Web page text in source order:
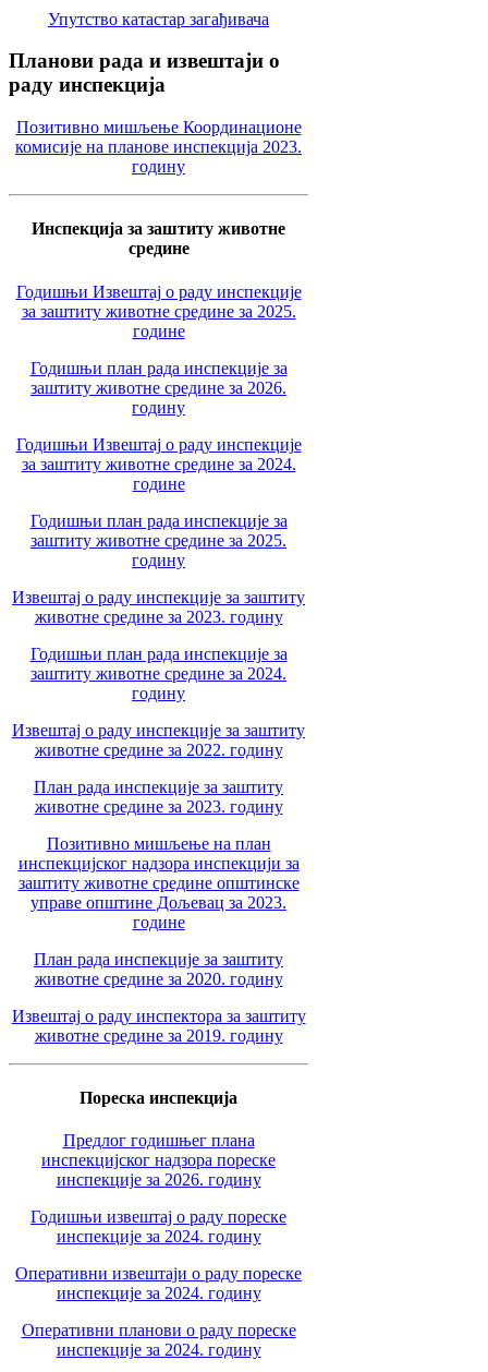
Упутство катастар загађивача
Планови рада и извештаји о
раду инспекција
Позитивно мишљење Координационе
комисије на планове инспекција 2023.
годину
Инспекција за заштиту животне
средине
Годишњи Извештај о раду инспекције
за заштиту животне средине за 2025.
године
Годишњи план рада инспекције за
заштиту животне средине за 2026.
годину
Годишњи Извештај о раду инспекције
за заштиту животне средине за 2024.
године
Годишњи план рада инспекције за
заштиту животне средине за 2025.
годину
Извештај о раду инспекције за заштиту
животне средине за 2023. годину
Годишњи план рада инспекције за
заштиту животне средине за 2024.
годину
Извештај о раду инспекције за заштиту
животне средине за 2022. годину
План рада инспекције за заштиту
животне средине за 2023. годину
Позитивно мишљење на план
инспекцијског надзора инспекцији за
заштиту животне средине општинске
управе општине Дољевац за 2023.
године
План рада инспекције за заштиту
животне средине за 2020. годину
Извештај о раду инспектора за заштиту
животне средине за 2019. годину
Пореска инспекција
Предлог годишњег плана
инспекцијског надзора пореске
инспекције за 2026. годину
Годишњи извештај о раду пореске
инспекције за 2024. годину
Оперативни извештаји о раду пореске
инспекције за 2024. годину
Оперативни планови о раду пореске
инспекције за 2024. годину